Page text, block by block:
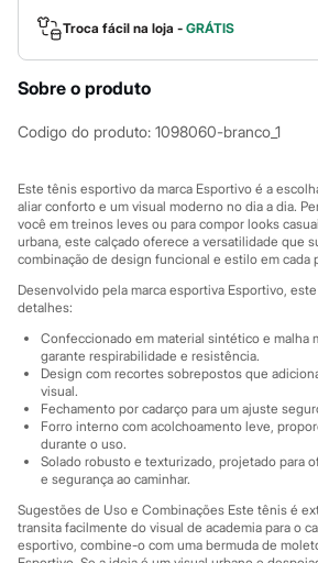
Chinelos
Rasteirinhas
Sandálias
Sapatilhas
Marcas
City
Mindset
Sawary
Yessica
Moda esportiva
Acessórios
Blusas
Calçados
Shorts e Bermudas
Tops
Moda íntima
Calcinhas
Cintas e Modeladores
Meias
Pijamas
Sutiãs e Tops
Moda praia
Biquínis
Maiôs
Troca fácil na loja - GRÁTIS
Sobre o produto
Codigo do produto: 1098060-branco_1
Este tênis esportivo da marca Esportivo é a
aliar conforto e um visual moderno no dia a dia.
você em treinos leves ou para compor looks
urbana, este calçado oferece a versatilidade que
combinação de design funcional e estilo em cada
Desenvolvido pela marca esportiva Esportivo,
detalhes:
Confeccionado em material sintético e malha
garante respirabilidade e resistência.
Design com recortes sobrepostos que
visual.
Fechamento por cadarço para um ajuste
Forro interno com acolchoamento leve,
durante o uso.
Solado robusto e texturizado, projetado para
e segurança ao caminhar.
Sugestões de Uso e Combinações Este tênis é
transita facilmente do visual de academia para o
esportivo, combine-o com uma bermuda de